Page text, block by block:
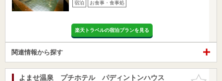
宿泊 お食事・食事処
楽天トラベルの宿泊プランを見る
関連情報から探す
お気に入
よませ温泉 プチホテル パディントンハウス